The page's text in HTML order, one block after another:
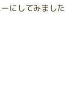
にしてみました